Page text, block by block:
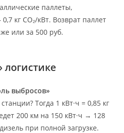
паллеты,
кг CO₂/кВт. Возврат паллет
или за 500 руб.
выбросов»
Тогда 1 кВт·ч = 0,85 кг
200 км на 150 кВт·ч → 128
при полной загрузке.